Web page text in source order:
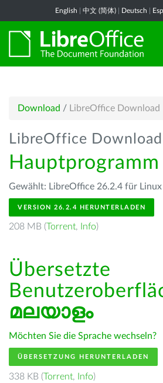
English 中文 (简体) Deutsch
Download / LibreOffice Download
LibreOffice Download
Hauptprogramm
Gewählt: LibreOffice 26.2.4 für Linux
VERSION 26.2.4 HERUNTERLADEN
208 MB (Torrent, Info)
Übersetzte
മലയാളം
Möchten Sie die Sprache wechseln?
ÜBERSETZUNG HERUNTERLADEN
338 KB (Torrent, Info)